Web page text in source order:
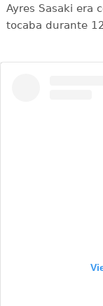
Ayres Sasaki era
tocaba durante